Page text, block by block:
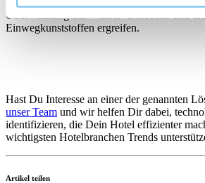
Überwachung des Wasserverbrauchs und
Einwegkunststoffen ergreifen.
Hast Du Interesse an einer der genannten
unser Team und wir helfen Dir dabei,
identifizieren, die Dein Hotel effizienter
wichtigsten Hotelbranchen Trends
Artikel teilen